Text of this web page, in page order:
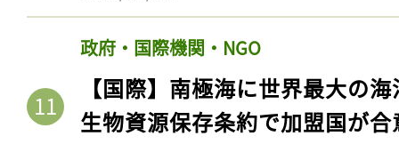
政府・国際機関・NGO
【国際】南極海に世界最大の
生物資源保存条約で加盟国が合
ログイン
会員登録